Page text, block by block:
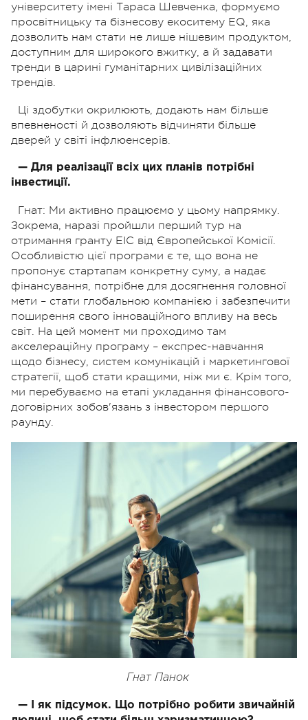
університету імені Тараса Шевченка, формуємо
просвітницьку та бізнесову екоситему EQ, яка
дозволить нам стати не лише нішевим продуктом,
доступним для широкого вжитку, а й задавати
тренди в царині гуманітарних цивілізаційних
трендів.
Ці здобутки окрилюють, додають нам більше
впевненості й дозволяють відчиняти більше
дверей у світі інфлюенсерів.
— Для реалізації всіх цих планів потрібні
інвестиції.
Гнат: Ми активно працюємо у цьому напрямку.
Зокрема, наразі пройшли перший тур на
отримання гранту EIC від Європейської Комісії.
Особливістю цієї програми є те, що вона не
пропонує стартапам конкретну суму, а надає
фінансування, потрібне для досягнення головної
мети – стати глобальною компанією і забезпечити
поширення свого інноваційного впливу на весь
світ. На цей момент ми проходимо там
акселераційну програму – експрес-навчання
щодо бізнесу, систем комунікацій і маркетингової
стратегії, щоб стати кращими, ніж ми є. Крім того,
ми перебуваємо на етапі укладання фінансового-
договірних зобов'язань з інвестором першого
раунду.
Гнат Панок
— І як підсумок. Що потрібно робити звичайній